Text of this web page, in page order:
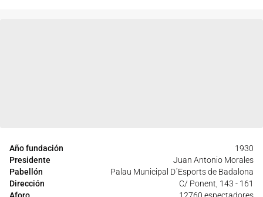
Año fundación
1930
Presidente
Juan Antonio Morales
Pabellón
Palau Municipal D´Esports de Badalona
Dirección
C/ Ponent, 143 - 161